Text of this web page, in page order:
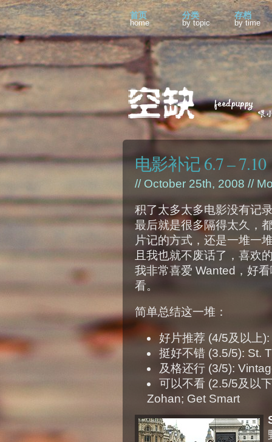
首页
home
分类
by topic
存档
by time
电影补记 6.7 – 7.10
// October 25th, 2008 //
积了太多太多电影没有记
最后就是很多隔得太久，
片记的方式，还是一堆一
且我也就不废话了，喜欢
我非常喜爱 Wanted，好
看。
简单总结这一堆：
好片推荐 (4/5及以上
挺好不错 (3.5/5): St.
及格还行 (3/5):
可以不看 (2.5/5及以
Zohan; Get Smart